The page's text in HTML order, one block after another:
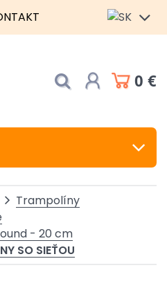
0 €
Trampolíny
- 20 cm
SO SIEŤOU